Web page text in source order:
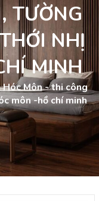
TƯỜNG
NHỊ
MINH
Môn-thi công
môn -hồ chí minh